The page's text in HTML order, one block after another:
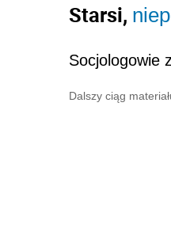
Starsi,
Socjologowie
Dalszy ciąg